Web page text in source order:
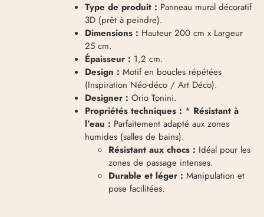
Type de produit : Panneau mural décoratif
3D (prêt à peindre).
Dimensions : Hauteur 200 cm x Largeur
25 cm.
Épaisseur : 1,2 cm.
Design : Motif en boucles répétées
(Inspiration Néo-déco / Art Déco).
Designer : Orio Tonini.
Propriétés techniques : * Résistant à
l’eau : Parfaitement adapté aux zones
humides (salles de bains).
Résistant aux chocs : Idéal pour les
zones de passage intenses.
Durable et léger : Manipulation et
pose facilitées.